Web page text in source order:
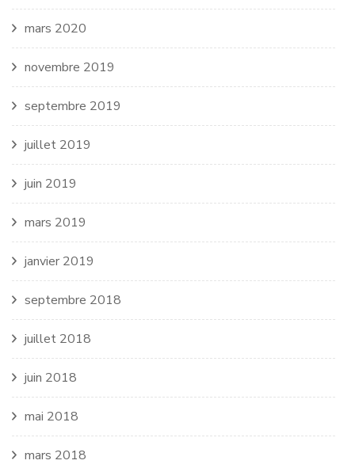
mars 2020
novembre 2019
septembre 2019
juillet 2019
juin 2019
mars 2019
janvier 2019
septembre 2018
juillet 2018
juin 2018
mai 2018
mars 2018